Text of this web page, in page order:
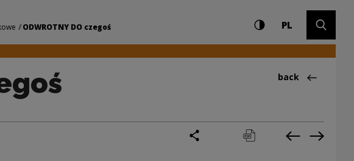
Centrum Kultury
ODWROTNY DO czegoś Settings and search
High contrast
PLCHANGE
Back
back
print pobierz Previous
Next